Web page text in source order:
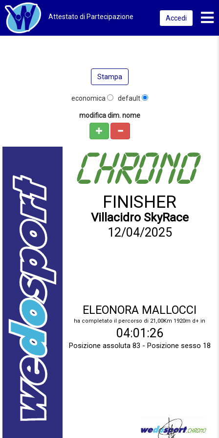
Attestato di Partecipazione Accedi
Stampa
economica default
modifica dim. nome
FINISHER
Villacidro SkyRace
ELEONORA MALLOCCI
ha completato il percorso di 21,00Km 1920m d+ in
Posizione assoluta 83 - Posizione sesso 18
04:01:26
12/04/2025